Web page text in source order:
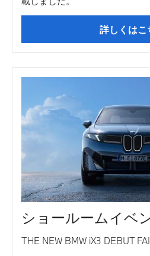
詳しくはこ
ショールームイベ
THE NEW BMW iX3 DEBUT